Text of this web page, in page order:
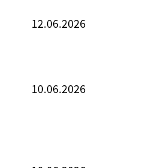
12.06.2026
10.06.2026